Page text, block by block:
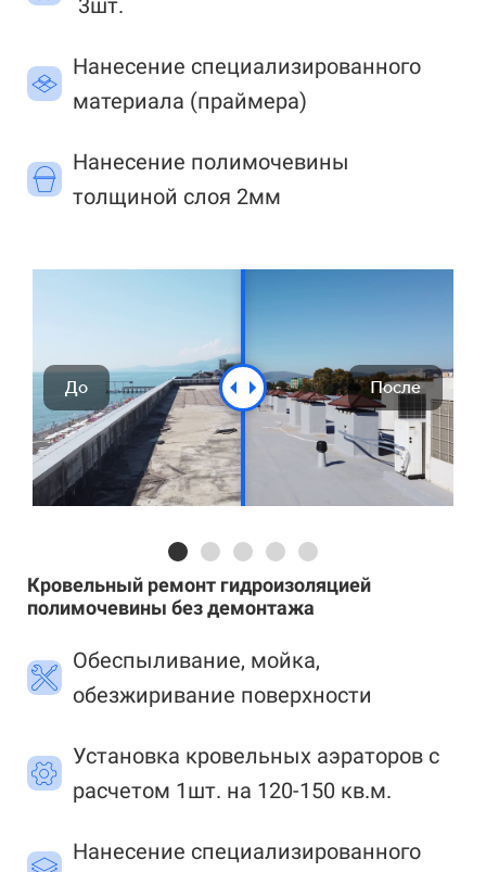
3шт.
Нанесение специализированного
материала (праймера)
Нанесение полимочевины
толщиной слоя 2мм
До После
Кровельный ремонт гидроизоляцией
полимочевины без демонтажа
Обеспыливание, мойка,
обезжиривание поверхности
Установка кровельных аэраторов с
расчетом 1шт. на 120-150 кв.м.
Нанесение специализированного